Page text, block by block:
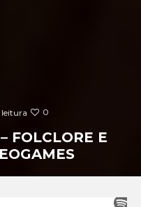
leitura 0
FOLCLORE E